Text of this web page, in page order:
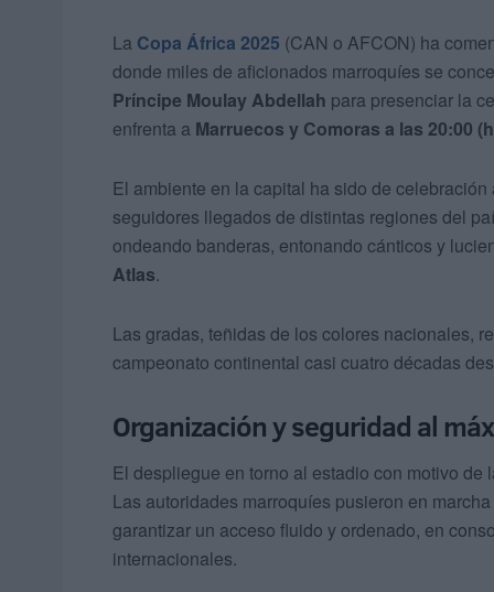
La Copa África 2025 (CAN o AFCON) ha
donde miles de aficionados marroquíes se
Príncipe Moulay Abdellah para presenciar la
enfrenta a Marruecos y Comoras a las 20:00
El ambiente en la capital ha sido de
seguidores llegados de distintas regiones del
ondeando banderas, entonando cánticos y
Atlas.
Las gradas, teñidas de los colores nacionales,
campeonato continental casi cuatro décadas
Organización y seguridad al
El despliegue en torno al estadio con motivo de
Las autoridades marroquíes pusieron en
garantizar un acceso fluido y ordenado, en
internacionales.